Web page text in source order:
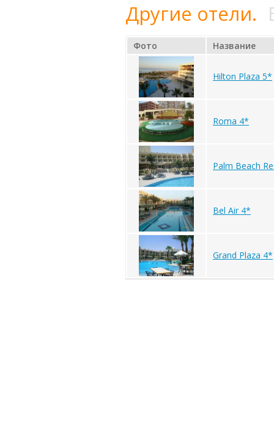
Другие отели.
Фото Название
Hilton Plaza 5*
Roma 4*
Palm Beach
Bel Air 4*
Grand Plaza 4*